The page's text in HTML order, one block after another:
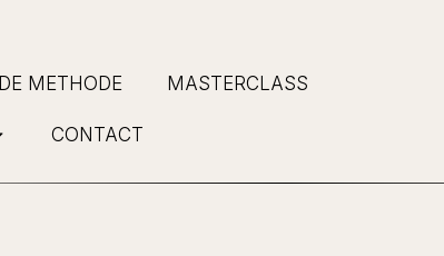
DE METHODE MASTERCLASS
CONTACT